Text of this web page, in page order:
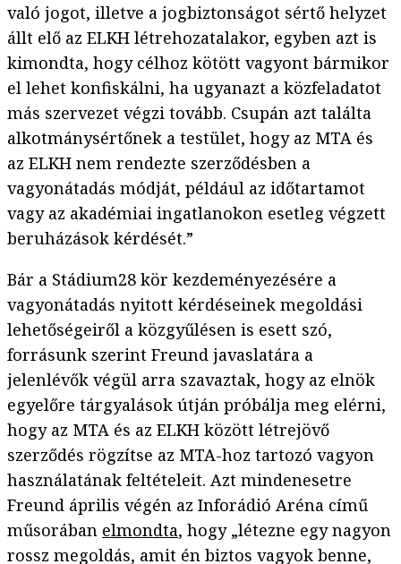
való jogot, illetve a jogbiztonságot sértő helyzet
állt elő az ELKH létrehozatalakor, egyben azt is
kimondta, hogy célhoz kötött vagyont bármikor
el lehet konfiskálni, ha ugyanazt a közfeladatot
más szervezet végzi tovább. Csupán azt találta
alkotmánysértőnek a testület, hogy az MTA és
az ELKH nem rendezte szerződésben a
vagyonátadás módját, például az időtartamot
vagy az akadémiai ingatlanokon esetleg végzett
beruházások kérdését.”
Bár a Stádium28 kör kezdeményezésére a
vagyonátadás nyitott kérdéseinek megoldási
lehetőségeiről a közgyűlésen is esett szó,
forrásunk szerint Freund javaslatára a
jelenlévők végül arra szavaztak, hogy az elnök
egyelőre tárgyalások útján próbálja meg elérni,
hogy az MTA és az ELKH között létrejövő
szerződés rögzítse az MTA-hoz tartozó vagyon
használatának feltételeit. Azt mindenesetre
Freund április végén az Inforádió Aréna című
műsorában elmondta, hogy „létezne egy nagyon
rossz megoldás, amit én biztos vagyok benne,